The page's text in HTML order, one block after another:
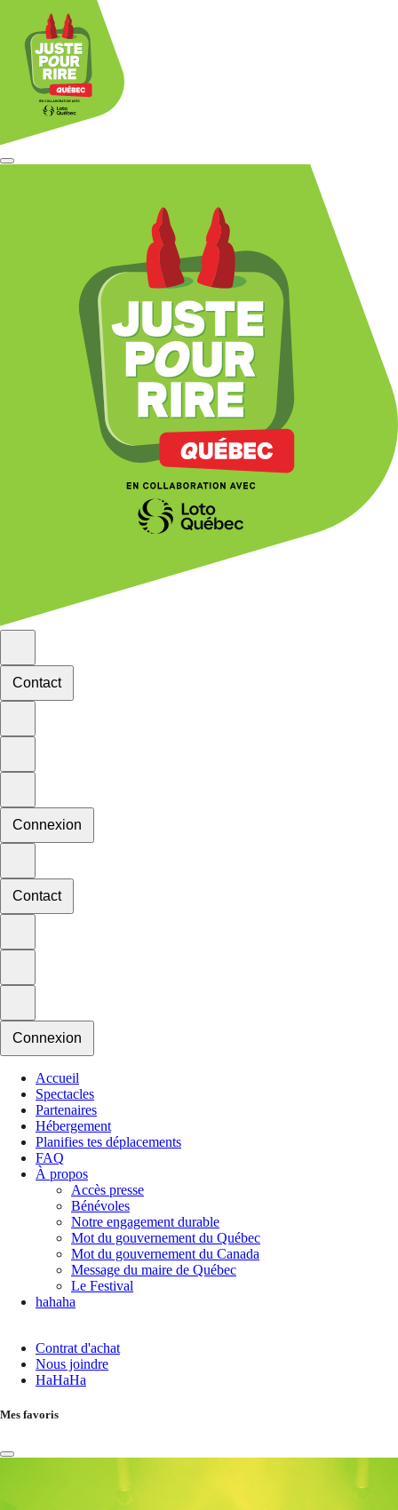
Contact
Connexion
Contact
Connexion
Accueil
Spectacles
Partenaires
Hébergement
Planifies tes déplacements
FAQ
À propos
Accès presse
Bénévoles
Notre engagement durable
Mot du gouvernement du Québec
Mot du gouvernement du Canada
Message du maire de Québec
Le Festival
hahaha
Contrat d'achat
Nous joindre
HaHaHa
Mes favoris